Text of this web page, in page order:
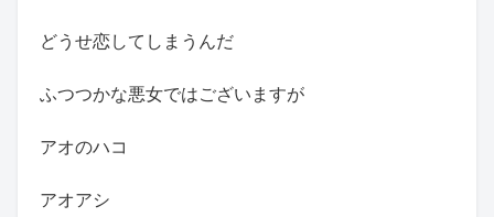
どうせ恋してしまうんだ
ふつつかな悪女ではございますが
アオのハコ
アオアシ